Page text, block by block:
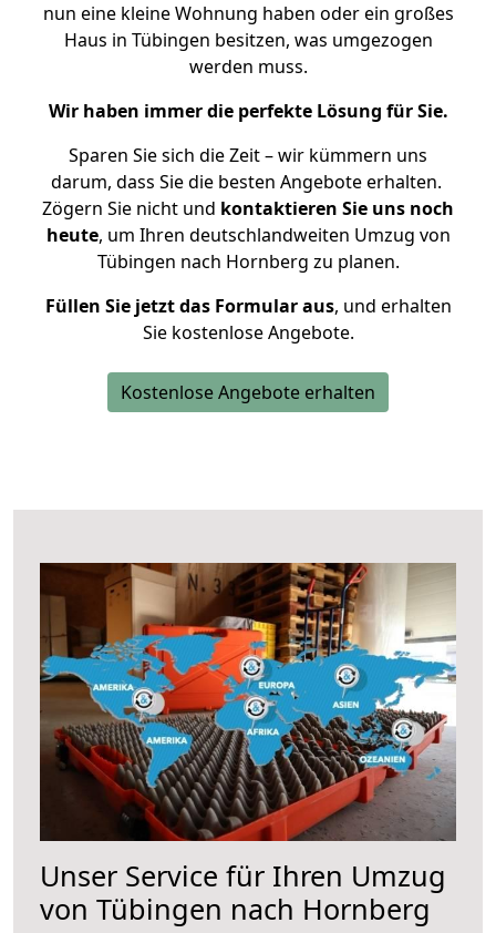
nun eine kleine Wohnung haben oder ein großes
Haus in Tübingen besitzen, was umgezogen
werden muss.
Wir haben immer die perfekte Lösung für Sie.
Sparen Sie sich die Zeit – wir kümmern uns
darum, dass Sie die besten Angebote erhalten.
Zögern Sie nicht und kontaktieren Sie uns noch
heute, um Ihren deutschlandweiten Umzug von
Tübingen nach Hornberg zu planen.
Füllen Sie jetzt das Formular aus, und erhalten
Sie kostenlose Angebote.
Kostenlose Angebote erhalten
Unser Service für Ihren Umzug
von Tübingen nach Hornberg